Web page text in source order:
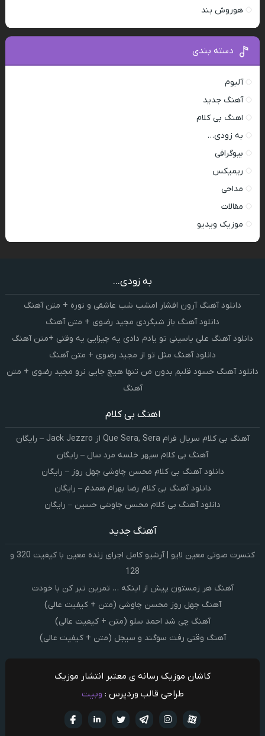
هوروش بند
دسته بندی
آلبوم
آهنگ جدید
اهنگ بی کلام
به زودی…
بیوگرافی
ریمیکس
مداحی
مقالات
موزیک ویدیو
به زودی...
دانلود آهنگ آرون افشار امشب شب عاشقی و نوره + متن آهنگ
دانلود آهنگ باز شبگردی مجید رضوی + متن آهنگ
دانلود آهنگ علی یاسینی تو یادم دادی یه چیزایی یه وقتی +متن آهنگ
دانلود آهنگ مثل تو از مجید رضوی + متن آهنگ
دانلود آهنگ حسود قلبم بدون من تنها هیچ جایی نرو مجید رضوی + متن
آهنگ
اهنگ بی کلام
آهنگ بی کلام سریال فرام Que Sera, Sera از Jack Jezzro – رایگان
آهنگ بی کلام سپهر خلسه مرد سال – رایگان
دانلود آهنگ بی کلام محسن چاوشی چهل روز – رایگان
دانلود آهنگ بی کلام رضا بهرام همدم – رایگان
دانلود آهنگ بی کلام محسن چاوشی حسین – رایگان
آهنگ جدید
کنسرت صوتی معین لایو | آرشیو کامل اجرای زنده معین با کیفیت 320 و
128
آهنگ هر زمستون پیش از اینکه … تمرین تبر کن با خودت
آهنگ چهل روز محسن چاوشی (متن + کیفیت عالی)
آهنگ چی شد احمد سلو (متن + کیفیت عالی)
آهنگ وقتی رفت سوگند و سیجل (متن + کیفیت عالی)
کاشان موزیک رسانه ی معتبر انتشار موزیک
طراحی قالب وردپرس : وبیت
تويتر تلگرام
اینستاگرام آپارات